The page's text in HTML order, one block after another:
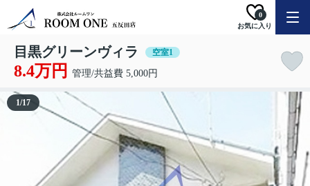
お気に入り
0
目黒グリーンヴィラ 空室1
8.4万円 管理/共益費 5,000円
1/17